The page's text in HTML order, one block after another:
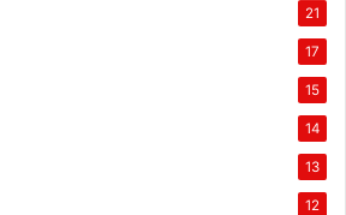
21
17
15
14
13
12